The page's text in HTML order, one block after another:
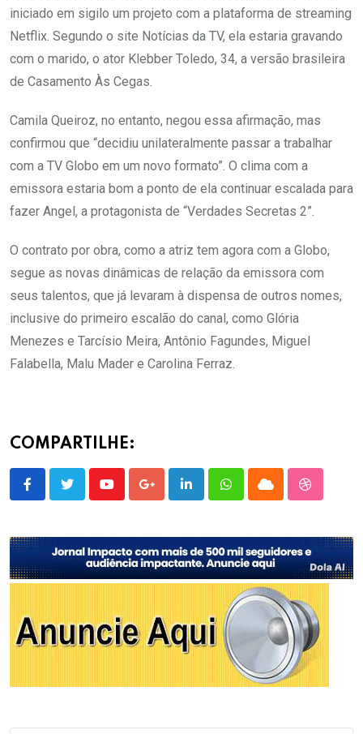
iniciado em sigilo um projeto com a plataforma de streaming
Netflix. Segundo o site Notícias da TV, ela estaria gravando
com o marido, o ator Klebber Toledo, 34, a versão brasileira
de Casamento Às Cegas.
Camila Queiroz, no entanto, negou essa afirmação, mas
confirmou que “decidiu unilateralmente passar a trabalhar
com a TV Globo em um novo formato”. O clima com a
emissora estaria bom a ponto de ela continuar escalada para
fazer Angel, a protagonista de “Verdades Secretas 2”.
O contrato por obra, como a atriz tem agora com a Globo,
segue as novas dinâmicas de relação da emissora com
seus talentos, que já levaram à dispensa de outros nomes,
inclusive do primeiro escalão do canal, como Glória
Menezes e Tarcísio Meira, Antônio Fagundes, Miguel
Falabella, Malu Mader e Carolina Ferraz.
COMPARTILHE:
YoutubeGoogle+LinkedInWhatsappCloud